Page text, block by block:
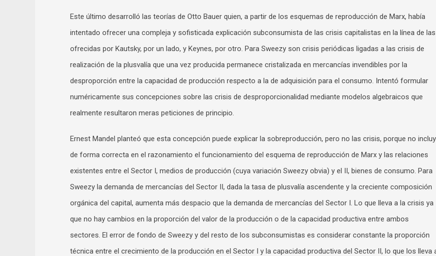
Este último desarrolló las teorías de Otto Bauer quien, a partir de los esquemas de reproducción de Marx, había
intentado ofrecer una compleja y sofisticada explicación subconsumista de las crisis capitalistas en la línea de las
ofrecidas por Kautsky, por un lado, y Keynes, por otro. Para Sweezy son crisis periódicas ligadas a las crisis de
realización de la plusvalía que una vez producida permanece cristalizada en mercancías invendibles por la
desproporción entre la capacidad de producción respecto a la de adquisición para el consumo. Intentó formular
numéricamente sus concepciones sobre las crisis de desproporcionalidad mediante modelos algebraicos que
realmente resultaron meras peticiones de principio.
Ernest Mandel planteó que esta concepción puede explicar la sobreproducción, pero no las crisis, porque no
de forma correcta en el razonamiento el funcionamiento del esquema de reproducción de Marx y las relaciones
existentes entre el Sector I, medios de producción (cuya variación Sweezy obvia) y el II, bienes de consumo. Para
Sweezy la demanda de mercancías del Sector II, dada la tasa de plusvalía ascendente y la creciente composición
orgánica del capital, aumenta más despacio que la demanda de mercancías del Sector I. Lo que lleva a la crisis ya
que no hay cambios en la proporción del valor de la producción o de la capacidad productiva entre ambos
sectores. El error de fondo de Sweezy y del resto de los subconsumistas es considerar constante la proporción
técnica entre el crecimiento de la producción en el Sector I y la capacidad productiva del Sector II, lo que los lleva